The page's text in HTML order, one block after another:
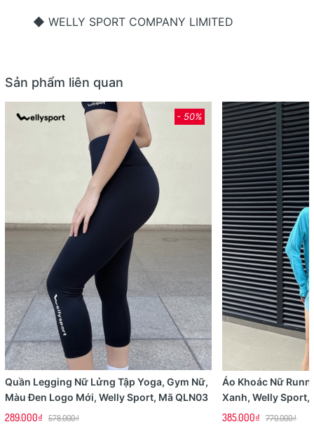
◆ WELLY SPORT COMPANY LIMITED
Sản phẩm liên quan
- 50%
Quần Legging Nữ Lửng Tập Yoga, Gym Nữ,
Màu Đen Logo Mới, Welly Sport, Mã QLN03
289.000₫ 578.000₫
Áo Khoác Nữ
Xanh, Welly Sport,
385.000₫
770.000₫